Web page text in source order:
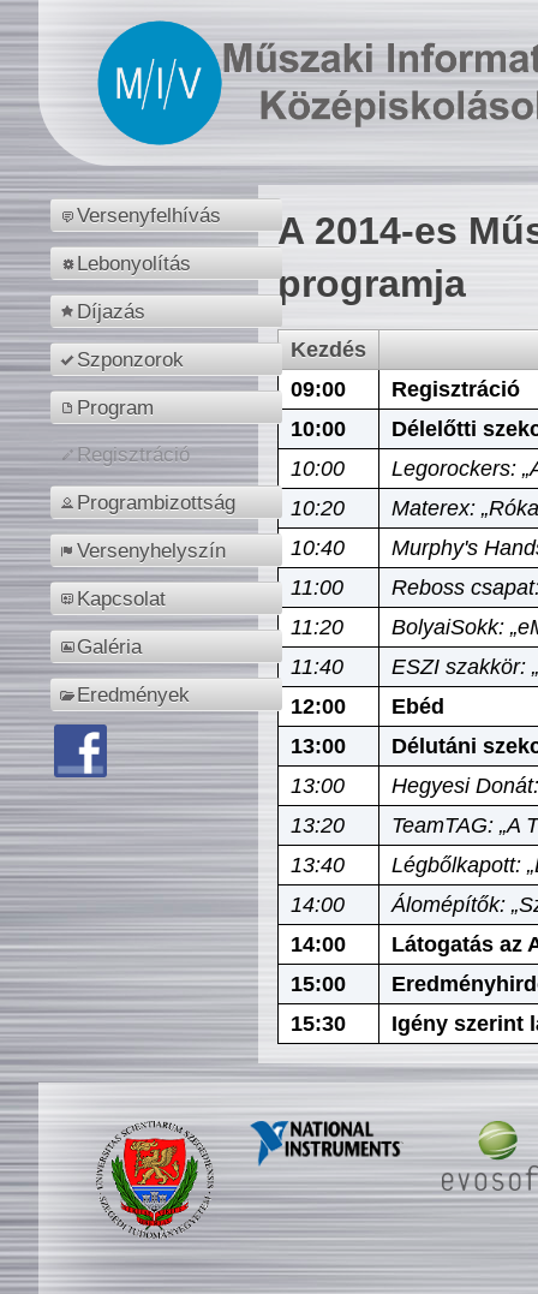
Versenyfelhívás
Lebonyolítás
Díjazás
Szponzorok
Program
Regisztráció
Programbizottság
Versenyhelyszín
Kapcsolat
Galéria
Eredmények
A 2014-es
programja
Kezdés
09:00
Regisztráció
10:00
Délelőtti
10:00
Legorockers:
10:20
Materex:
10:40
Murphy's
11:00
Reboss
11:20
BolyaiSokk:
11:40
ESZI szakkör:
12:00
Ebéd
13:00
Délutáni
13:00
Hegyesi
13:20
TeamTAG: „A
13:40
Légbőlkapott:
14:00
Álomépítők:
14:00
Látogatás az
15:00
15:30
Igény szerint